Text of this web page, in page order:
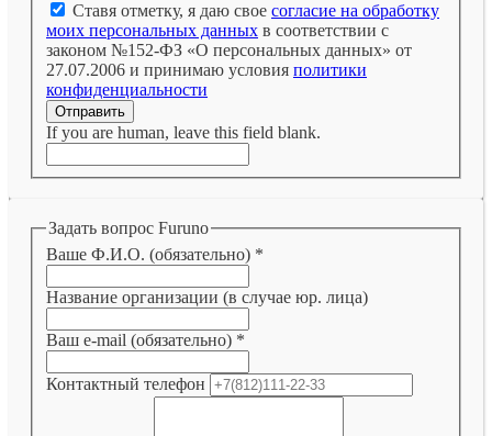
Ставя отметку, я даю свое согласие на обработку
моих персональных данных в соответствии с
законом №152-ФЗ «О персональных данных» от
27.07.2006 и принимаю условия политики
конфиденциальности
Отправить
If you are human, leave this field blank.
Задать вопрос Furuno
Ваше Ф.И.О. (обязательно) *
Название организации (в случае юр. лица)
Ваш e-mail (обязательно) *
Контактный телефон